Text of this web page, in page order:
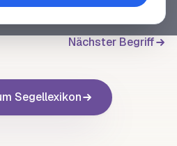
Nächster Begriff
Segellexikon